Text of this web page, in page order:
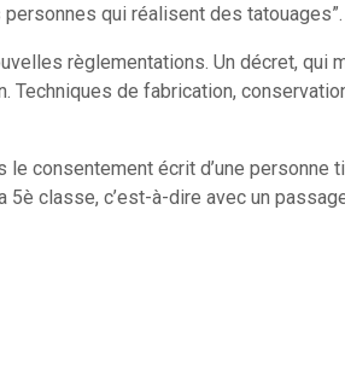
qui réalisent des tatouages”.
règlementations. Un décret, qui
de fabrication,
consentement écrit d’une personne
classe, c’est-à-dire avec un